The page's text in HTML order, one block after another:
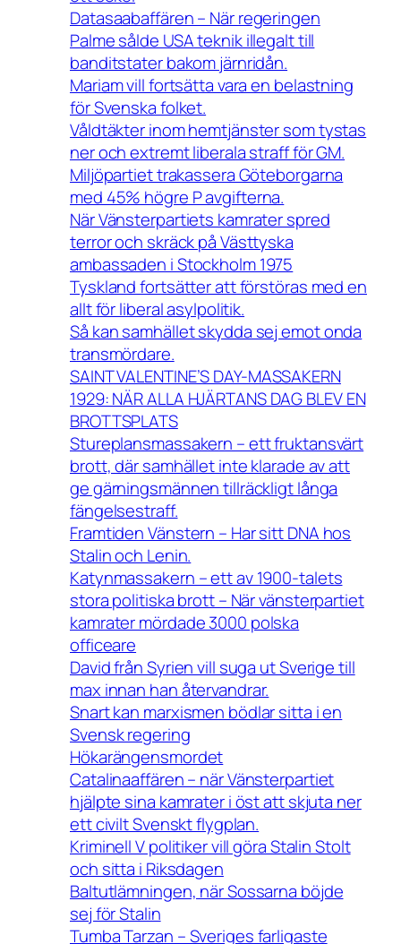
Datasaabaffären – När regeringen
Palme sålde USA teknik illegalt till
banditstater bakom järnridån.
Mariam vill fortsätta vara en belastning
för Svenska folket.
Våldtäkter inom hemtjänster som tystas
ner och extremt liberala straff för GM.
Miljöpartiet trakassera Göteborgarna
med 45% högre P avgifterna.
När Vänsterpartiets kamrater spred
terror och skräck på Västtyska
ambassaden i Stockholm 1975
Tyskland fortsätter att förstöras med en
allt för liberal asylpolitik.
Så kan samhället skydda sej emot onda
transmördare.
SAINT VALENTINE’S DAY-MASSAKERN
1929: NÄR ALLA HJÄRTANS DAG BLEV EN
BROTTSPLATS
Stureplansmassakern – ett fruktansvärt
brott, där samhället inte klarade av att
ge gärningsmännen tillräckligt långa
fängelsestraff.
Framtiden Vänstern – Har sitt DNA hos
Stalin och Lenin.
Katynmassakern – ett av 1900-talets
stora politiska brott – När vänsterpartiet
kamrater mördade 3000 polska
officeare
David från Syrien vill suga ut Sverige till
max innan han återvandrar.
Snart kan marxismen bödlar sitta i en
Svensk regering
Hökarängensmordet
Catalinaaffären – när Vänsterpartiet
hjälpte sina kamrater i öst att skjuta ner
ett civilt Svenskt flygplan.
Kriminell V politiker vill göra Stalin Stolt
och sitta i Riksdagen
Baltutlämningen, när Sossarna böjde
sej för Stalin
Tumba Tarzan – Sveriges farligaste